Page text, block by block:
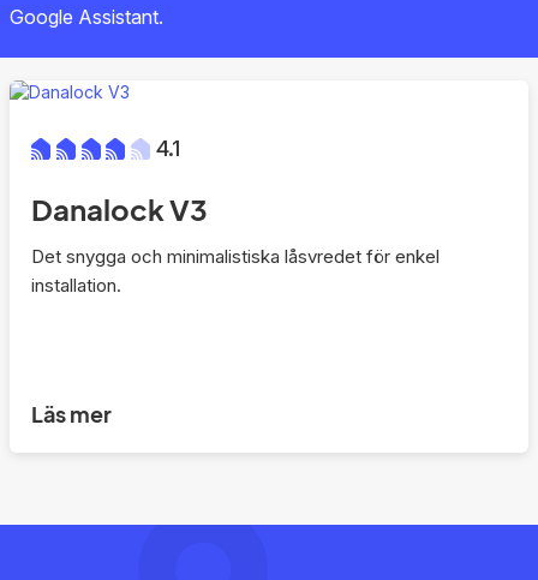
Google Assistant.
4.1
Danalock V3
Det snygga och minimalistiska låsvredet för enkel
installation.
Läs mer